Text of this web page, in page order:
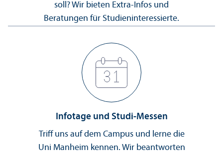
soll? Wir bieten Extra-Infos und
Beratungen für Studien­interessierte.
Infotage und Studi-Messen
Triff uns auf dem Campus und lerne die
Uni Manheim kennen. Wir beantworten